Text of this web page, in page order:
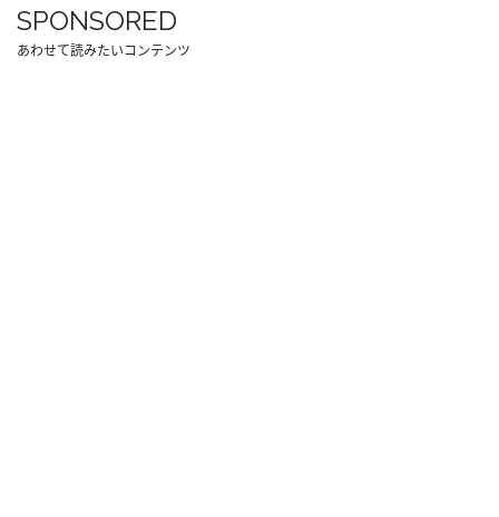
SPONSORED
あわせて読みたいコンテンツ